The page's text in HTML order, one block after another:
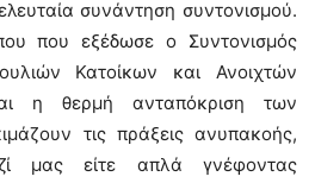
συνάντηση συντονισμού.
που εξέδωσε ο Συντονισμός
Κατοίκων και Ανοιχτών
η θερμή ανταπόκριση των
τις πράξεις ανυπακοής,
μας είτε απλά γνέφοντας